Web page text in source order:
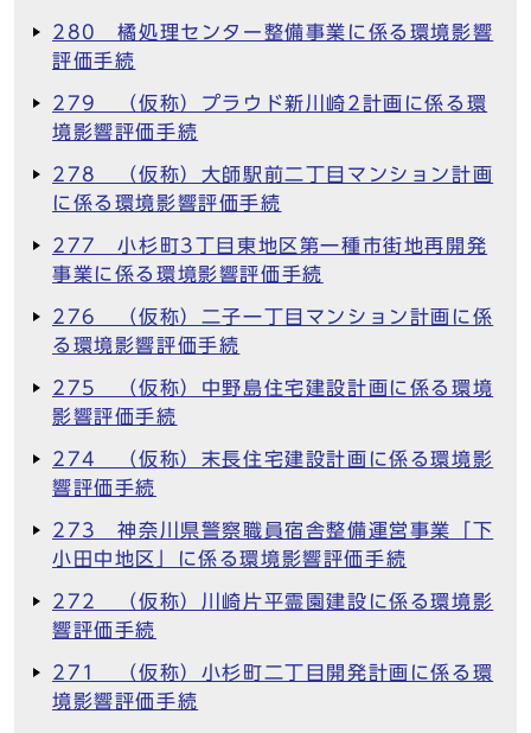
280 橘処理センター整備事業に係る環境影響
評価手続
279 （仮称）プラウド新川崎2計画に係る環
境影響評価手続
278 （仮称）大師駅前二丁目マンション計画
に係る環境影響評価手続
277 小杉町3丁目東地区第一種市街地再開発
事業に係る環境影響評価手続
276 （仮称）二子一丁目マンション計画に係
る環境影響評価手続
275 （仮称）中野島住宅建設計画に係る環境
影響評価手続
274 （仮称）末長住宅建設計画に係る環境影
響評価手続
273 神奈川県警察職員宿舎整備運営事業「下
小田中地区」に係る環境影響評価手続
272 （仮称）川崎片平霊園建設に係る環境影
響評価手続
271 （仮称）小杉町二丁目開発計画に係る環
境影響評価手続